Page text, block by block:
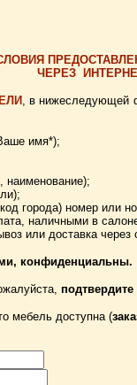
ЧЕРЕЗ
, в нижеследующей
имя*);
города) номер или
наличными в
или доставка через
конфиденциальны.
мебель доступна (